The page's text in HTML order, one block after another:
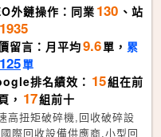
外鏈操作：同業 130 、站
1935
留言：月平均9.6單， 累
125單
排名績效： 15組在前
， 17組前十
高扭矩破碎機,回收破碎設
際回收設備供應商,小型回